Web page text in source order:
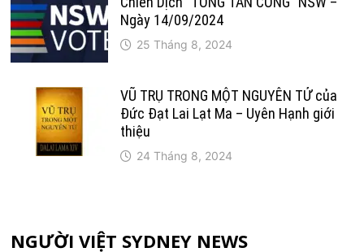
Ngày 14/09/2024
25 Tháng 8, 2024
VŨ TRỤ TRONG MỘT NGUYÊN TỬ của
Đức Đạt Lai Lạt Ma – Uyên Hạnh giới
thiệu
24 Tháng 8, 2024
NGƯỜI VIỆT SYDNEY NEWS